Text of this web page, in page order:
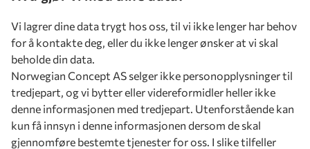
Vi lagrer dine data trygt hos oss, til vi ikke lenger har behov
for å kontakte deg, eller du ikke lenger ønsker at vi skal
beholde din data.
Norwegian Concept AS selger ikke personopplysninger til
tredjepart, og vi bytter eller videreformidler heller ikke
denne informasjonen med tredjepart. Utenforstående kan
kun få innsyn i denne informasjonen dersom de skal
gjennomføre bestemte tjenester for oss. I slike tilfeller